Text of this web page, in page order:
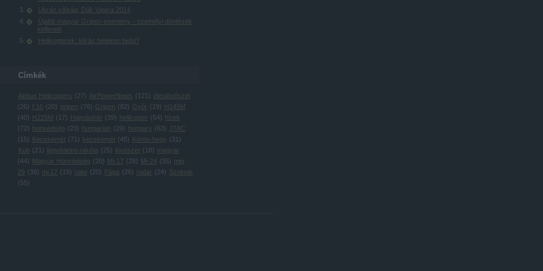
Ukrán válság, Dák Vipera 2014
Újabb magyar Gripen-esemény - személyi döntések
kellenek
Helikopterek: kiírás heteken belül?
Címkék
Airbus Helicopters (27) AirPowerNews ( 121 ) éleslövészet
(26 ) f 16 (20) gripen (76 ) Gripen (82) Győr ( 19) H145M
(40) H225M ( 17) Hajmáskér (39) helikopter (54) hírek
(72) honvédség (23) hungarian (29) hungary (63)
JTAC
( 15) Kecskemét (71 ) kecskemét (45) Körös-hegy (31 )
Kub
(21 ) légvédelmi rakéta (25) lövészet ( 18) magyar
(44) Magyar Honvédség (20) Mi-17 (26 ) Mi-24 (35) mig
29 (38) mi 17 ( 19) nato (20) Pápa (26 ) radar (24) Szolnok
(55)